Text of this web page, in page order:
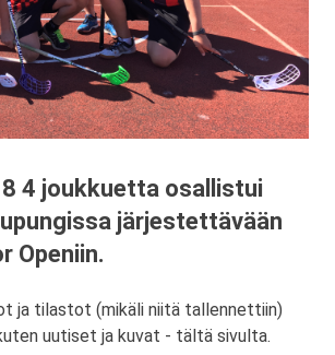
4 joukkuetta osallistui
järjestettävään
Openiin.
ja tilastot (mikäli niitä tallennettiin)
uutiset ja kuvat - tältä sivulta.